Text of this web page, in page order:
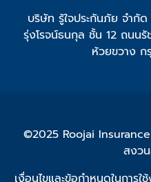
บริษัท รู้ใจประกันภัย จำกั
รุ่งโรจน์ธนกุล ชั้น 12 ถนน
ห้วยขวาง ก
©2025 Roojai
สงว